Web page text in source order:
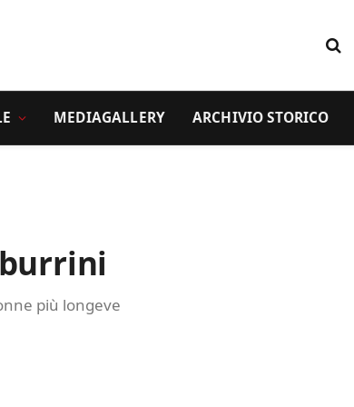
MEDIAGALLERY ARCHIVIO STORICO
più longeve